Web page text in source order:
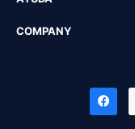
COMPANY